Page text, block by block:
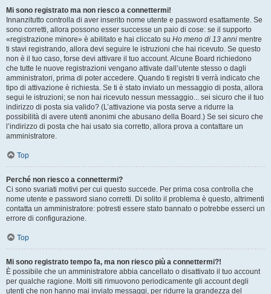
Mi sono registrato ma non riesco a connettermi!
Innanzitutto controlla di aver inserito nome utente e password esattamente. Se
sono corretti, allora possono esser successe un paio di cose: se il supporto
«registrazione minore» è abilitato e hai cliccato su Ho meno di 13 anni mentre
ti stavi registrando, allora devi seguire le istruzioni che hai ricevuto. Se questo
non è il tuo caso, forse devi attivare il tuo account. Alcune Board richiedono
che tutte le nuove registrazioni vengano attivate dall’utente stesso o dagli
amministratori, prima di poter accedere. Quando ti registri ti verrà indicato che
tipo di attivazione è richiesta. Se ti è stato inviato un messaggio di posta, allora
segui le istruzioni; se non hai ricevuto nessun messaggio... sei sicuro che il tuo
indirizzo di posta sia valido? (L’attivazione via posta serve a ridurre la
possibilità di avere utenti anonimi che abusano della Board.) Se sei sicuro che
l’indirizzo di posta che hai usato sia corretto, allora prova a contattare un
amministratore.
Top
Perché non riesco a connettermi?
Ci sono svariati motivi per cui questo succede. Per prima cosa controlla che
nome utente e password siano corretti. Di solito il problema è questo, altrimenti
contatta un amministratore: potresti essere stato bannato o potrebbe esserci un
errore di configurazione.
Top
Mi sono registrato tempo fa, ma non riesco più a connettermi?!
È possibile che un amministratore abbia cancellato o disattivato il tuo account
per qualche ragione. Molti siti rimuovono periodicamente gli account degli
utenti che non hanno mai inviato messaggi, per ridurre la grandezza del